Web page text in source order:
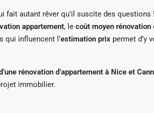
fait autant rêver qu’il suscite des questions
appartement, le coût moyen rénovation
qui influencent l’estimation prix permet d’y
rénovation d’appartement à Nice et
immobilier.